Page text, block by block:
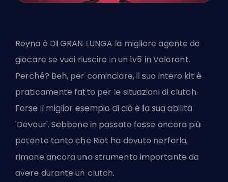
Reyna è DI GRAN LUNGA la migliore agente da
giocare se vuoi riuscire in un 1v5 in Valorant.
Perché? Beh, per cominciare, il suo intero kit è
praticamente fatto per le situazioni di clutch.
Forse il miglior esempio di ciò è la sua abilità
'Devour'. Sebbene in passato fosse ancora più
potente tanto che Riot ha dovuto nerfarla,
rimane ancora uno strumento importante da
avere durante un clutch.